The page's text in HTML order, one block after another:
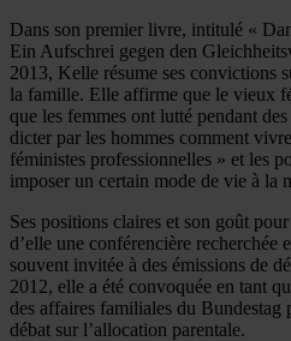
Dans son premier livre, intitulé «
Ein Aufschrei gegen den
2013, Kelle résume ses convictions
la famille. Elle affirme que le vieux
que les femmes ont lutté pendant
dicter par les hommes comment
féministes professionnelles » et les
imposer un certain mode de vie à la
Ses positions claires et son goût
d’elle une conférencière recherchée
souvent invitée à des émissions de
2012, elle a été convoquée en tant
des affaires familiales du Bundestag
débat sur l’allocation parentale.